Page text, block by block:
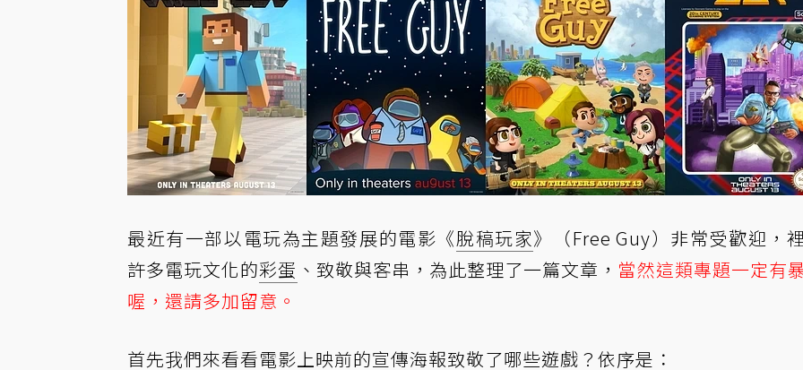
最近有一部以電玩為主題發展的電影《脫稿玩家》（Free Guy）非常受歡迎，
許多電玩文化的彩蛋 、致敬與客串，為此整理了一篇文章， 當然這類專題一定有
喔，還請多加留意。
首先我們來看看電影上映前的宣傳海報致敬了哪些遊戲？依序是：